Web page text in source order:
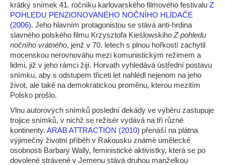
krátký snímek 41. ročníku karlovarského filmového festivalu Z
POHLEDU PENZIONOVANÉHO NOČNÍHO HLÍDAČE
(2006). Jeho hlavním protagonistou se stává anti-hrdina
slavného polského filmu Krzysztofa Kieślowskiho Z pohledu
nočního vrátného, jenž v 70. letech s plnou hořkostí zachytil
mocenskou nerovnováhu mezi komunistickým režimem a
lidmi, již v jeho rámci žijí. Horvath vyhledává ústřední postavu
snímku, aby s odstupem třiceti let nahlédl nejenom na jeho
život, ale také na demokratickou proměnu, kterou mezitím
Polsko prošlo.
Vlnu autorových snímků poslední dekády ve výběru zastupuje
trojice snímků, v nichž se režisér vydává na tři různé
kontinenty. ARAB ATTRACTION (2010) přenáší na plátna
výjimečný životní příběh v Rakousku známé umělecké
osobnosti Barbary Wally, feministické aktivistky, která se po
dovolené strávené v Jemenu stává druhou manželkou